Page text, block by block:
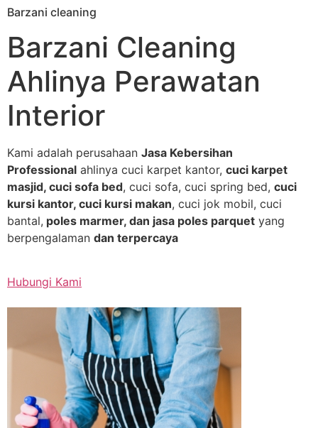
Skip
content
Barzani cleaning
Barzani Cleaning
Ahlinya Perawatan
Interior
Kami adalah perusahaan Jasa Kebersihan
Professional ahlinya cuci karpet kantor, cuci karpet
masjid, cuci sofa bed, cuci sofa, cuci spring bed, cuci
kursi kantor, cuci kursi makan, cuci jok mobil, cuci
bantal, poles marmer, dan jasa poles parquet yang
berpengalaman dan terpercaya
Hubungi Kami